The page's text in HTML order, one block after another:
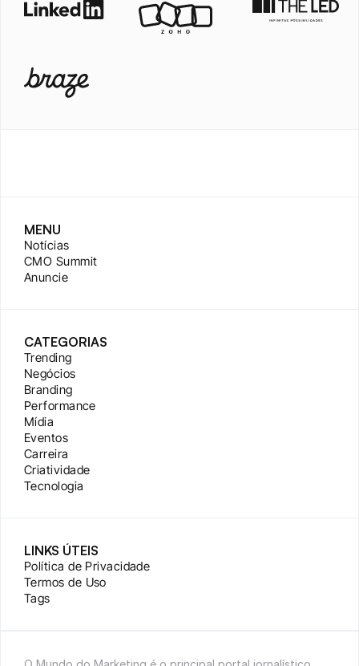
MENU
Notícias
CMO Summit
Anuncie
CATEGORIAS
Trending
Negócios
Branding
Performance
Mídia
Eventos
Carreira
Criatividade
Tecnologia
LINKS ÚTEIS
Política de Privacidade
Termos de Uso
Tags